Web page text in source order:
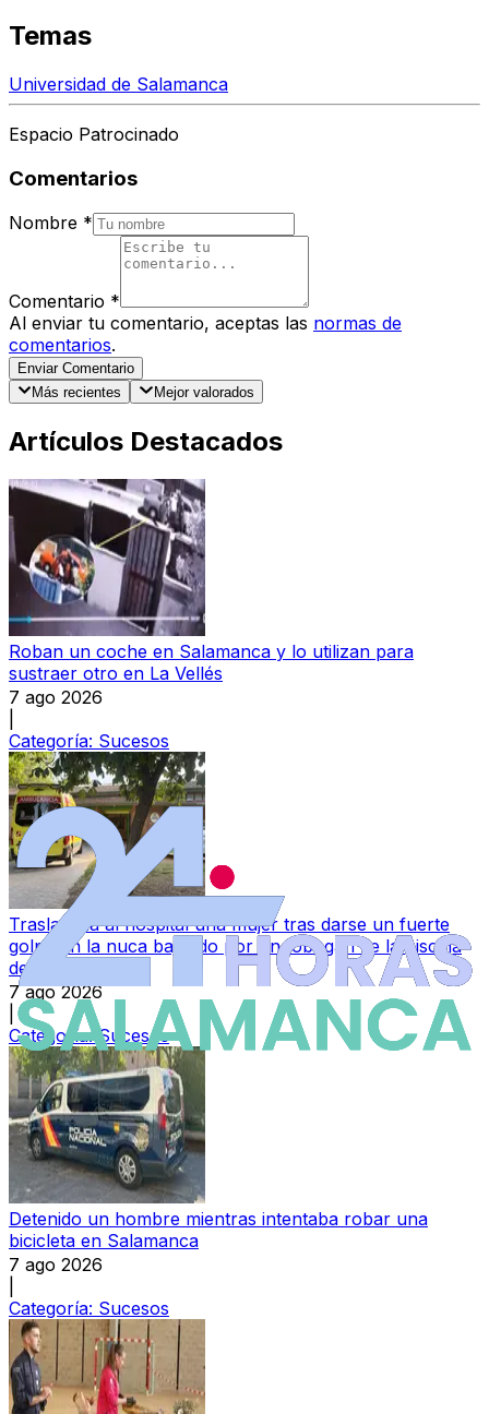
Temas
Universidad de Salamanca
Espacio Patrocinado
Comentarios
Nombre *
Comentario *
Al enviar tu comentario, aceptas las normas de
comentarios.
Enviar Comentario
Más recientes
Mejor valorados
Artículos Destacados
Roban un coche en Salamanca y lo utilizan para
sustraer otro en La Vellés
7 ago 2026
Categoría: Sucesos
Trasladada al hospital una mujer tras darse un fuerte
golpe en la nuca bajando por un tobogán de la piscina
de La Aldehuela
7 ago 2026
Categoría: Sucesos
Detenido un hombre mientras intentaba robar una
bicicleta en Salamanca
7 ago 2026
Categoría: Sucesos